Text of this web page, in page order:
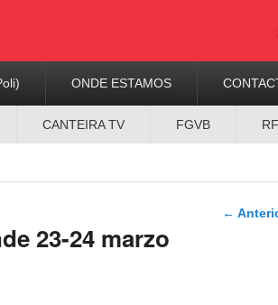
ONDE ESTAMOS
CANTEIRA TV FGVB
←
23-24 marzo